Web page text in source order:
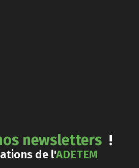
newsletters !
de l'ADETEM